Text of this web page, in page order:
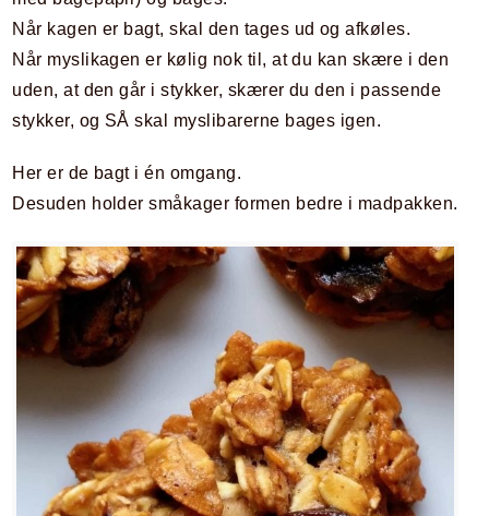
Når kagen er bagt, skal den tages ud og afkøles.
Når myslikagen er kølig nok til, at du kan skære i den
uden, at den går i stykker, skærer du den i passende
stykker, og SÅ skal myslibarerne bages igen.
Her er de bagt i én omgang.
Desuden holder småkager formen bedre i madpakken.